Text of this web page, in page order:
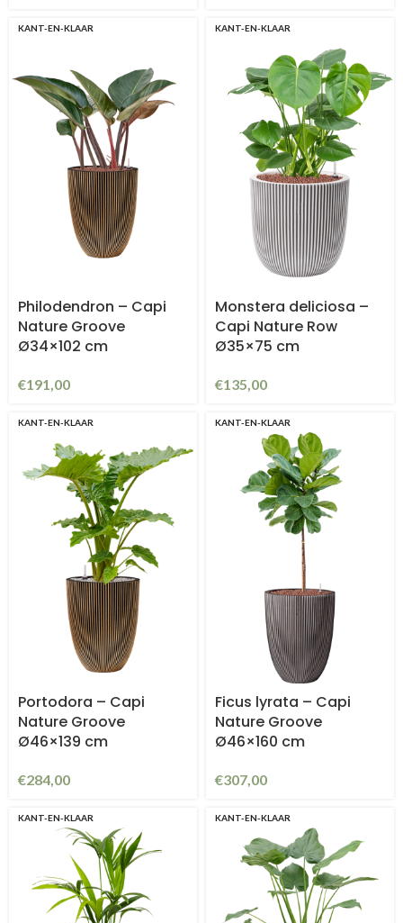
KANT-EN-KLAAR
Philodendron – Capi
Nature Groove
Ø34×102 cm
€191,00
KANT-EN-KLAAR
Monstera deliciosa –
Capi Nature Row
Ø35×75 cm
€135,00
KANT-EN-KLAAR
Portodora – Capi
Nature Groove
Ø46×139 cm
€284,00
KANT-EN-KLAAR
Ficus lyrata – Capi
Nature Groove
Ø46×160 cm
€307,00
KANT-EN-KLAAR KANT-EN-KLAAR